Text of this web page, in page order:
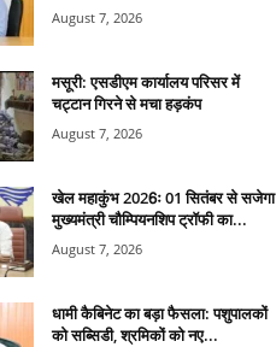
August 7, 2026
मसूरी: एसडीएम कार्यालय परिसर में
चट्टान गिरने से मचा हड़कंप
August 7, 2026
खेल महाकुंभ 2026ः 01 सितंबर से सजेगा
मुख्यमंत्री चौम्पियनशिप ट्रॉफी का...
August 7, 2026
धामी कैबिनेट का बड़ा फैसला: पशुपालकों
को सब्सिडी, श्रमिकों को नए...